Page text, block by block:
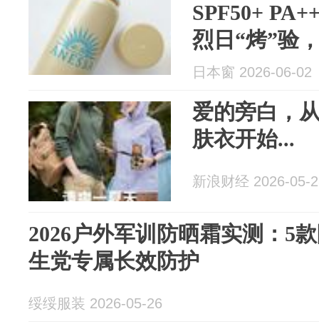
SPF50+
烈日“烤”验
姐妹们快冲~
日本窗 2026-06-02
爱的旁白，
肤衣开始...
新浪财经 2026-05-
2026户外军训防晒霜实测：5
生党专属长效防护
绥绥服装 2026-05-26